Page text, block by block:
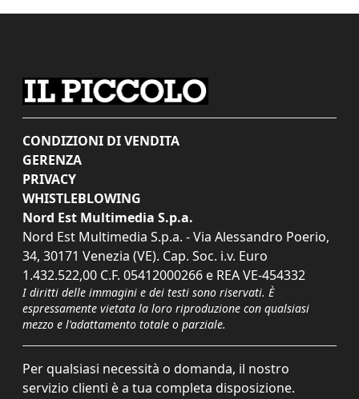
CONDIZIONI DI VENDITA
GERENZA
PRIVACY
WHISTLEBLOWING
Nord Est Multimedia S.p.a.
Nord Est Multimedia S.p.a. - Via Alessandro Poerio,
34, 30171 Venezia (VE). Cap. Soc. i.v. Euro
1.432.522,00 C.F. 05412000266 e REA VE-454332
I diritti delle immagini e dei testi sono riservati. È
espressamente vietata la loro riproduzione con qualsiasi
mezzo e l'adattamento totale o parziale.
Per qualsiasi necessità o domanda, il nostro
servizio clienti è a tua completa disposizione.